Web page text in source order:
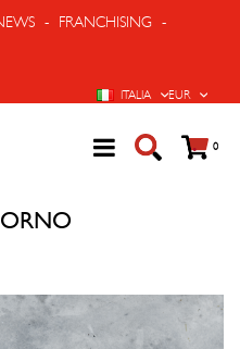
- FRANCHISING -
VALUTA
EUR
LINGUAITALIA
Cart
0